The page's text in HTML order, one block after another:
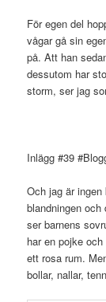
För egen del
vågar gå sin
på. Att han
dessutom har
storm, ser jag
Inlägg #39
Och jag är
blandningen
ser barnens
har en pojke
ett rosa rum.
bollar, nallar,